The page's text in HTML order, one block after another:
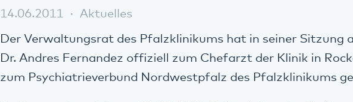
14.06.2011 Aktuelles
Der Verwaltungsrat des Pfalzklinikums hat in seiner Sitzung
Dr. Andres Fernandez offiziell zum Chefarzt der Klinik in
zum Psychiatrieverbund Nordwestpfalz des Pfalzklinikums